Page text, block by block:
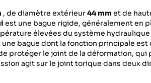
, de diamètre extérieur44 mm et de
est une bague rigide, généralement en
élevées du système
une bague dont la fonction principale
protéger le joint de la déformation,
agit sur le joint torique dans deux